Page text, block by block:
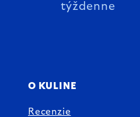
týždenne
O KULINE
Recenzie